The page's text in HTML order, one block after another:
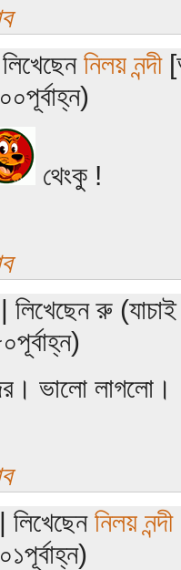
নিলয় নন্দী
থেংকু !
লিখেছেন রু
ভালো লাগলো।
লিখেছেন নিলয় নন্দী